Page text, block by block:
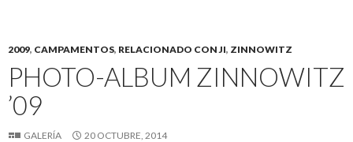
2009, CAMPAMENTOS, RELACIONADO CON JI, ZINNOWITZ
PHOTO-ALBUM ZINNOWITZ
’09
GALERÍA 20 OCTUBRE, 2014